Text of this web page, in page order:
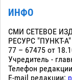
ИНФО
СМИ СЕТЕВОЕ
РЕСУРС "ПУНКТ-
77 – 67475 от
Учредитель -
Телефон
E-mail редакции: